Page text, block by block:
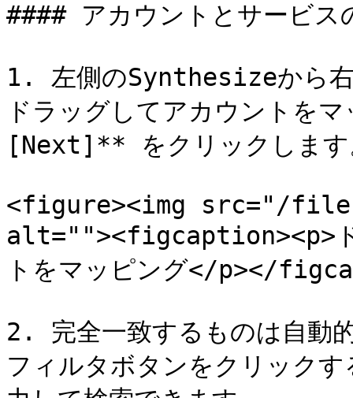
#### アカウントとサービス
1. 左側のSynthesizeから
ドラッグしてアカウントを
[Next]** をクリックします
<figure><img src="/files/
alt=""><figcaption><p>ド
トをマッピング</p></
2. 完全一致するものは自動
フィルタボタンをクリック